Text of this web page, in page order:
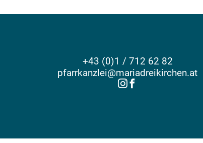
+43 (0)1 / 712 62 82
pfarrkanzlei@mariadreikirchen.at